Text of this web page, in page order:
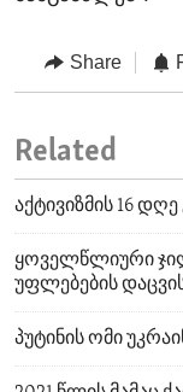
Share
Related
აქტივიზმის 16
ყოველწლიური
უფლებების დაცვის
პუტინის ომი